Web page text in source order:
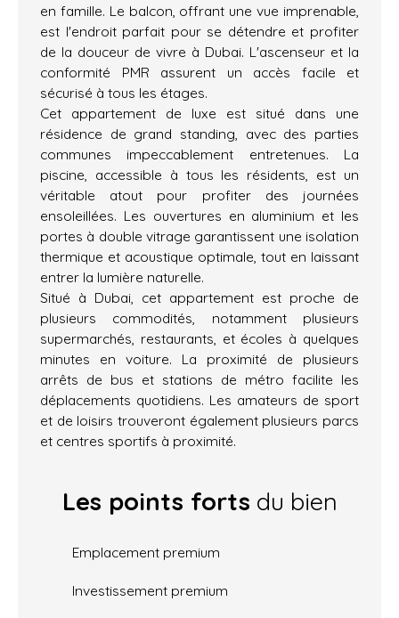
en famille. Le balcon, offrant une vue imprenable,
est l'endroit parfait pour se détendre et profiter
de la douceur de vivre à Dubai. L'ascenseur et la
conformité PMR assurent un accès facile et
sécurisé à tous les étages.
Cet appartement de luxe est situé dans une
résidence de grand standing, avec des parties
communes impeccablement entretenues. La
piscine, accessible à tous les résidents, est un
véritable atout pour profiter des journées
ensoleillées. Les ouvertures en aluminium et les
portes à double vitrage garantissent une isolation
thermique et acoustique optimale, tout en laissant
entrer la lumière naturelle.
Situé à Dubai, cet appartement est proche de
plusieurs commodités, notamment plusieurs
supermarchés, restaurants, et écoles à quelques
minutes en voiture. La proximité de plusieurs
arrêts de bus et stations de métro facilite les
déplacements quotidiens. Les amateurs de sport
et de loisirs trouveront également plusieurs parcs
et centres sportifs à proximité.
Les points forts du bien
Emplacement premium
Investissement premium